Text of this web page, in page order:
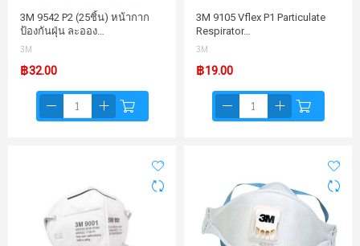
3M 9542 P2 (25ชิ้น) หน้ากาก
ป้องกันฝุ่น ละออง…
3M
฿32.00
3M 9105 Vflex P1 Particulate
Respirator…
3M
฿19.00